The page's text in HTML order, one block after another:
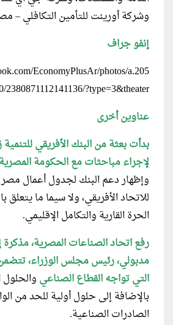
وشركة أورينت للتأمين التكافلي –
إنفو جراف
EconomyPlusAr/photos/a.205
2380871112141136/?type=3&theater
عناوين أخرى
بدأت بعثة من البنك الأفريقي
لإجراء مباحثات معالحكومة
وإظهار دعم البنك لجدول أعمال
للاتحاد الأفريقي، ولا سيما ما يتعلق
الحرة القارية والتكامل الإقليمي.
رفع اتحاد الصناعات المصرية،
مدبولي، رئيس مجلس الوزراء،
التي تواجه القطاع الصناعي والحلول
بالإضافة إلى حلول أولية للحد من
الصادرات الصناعية.